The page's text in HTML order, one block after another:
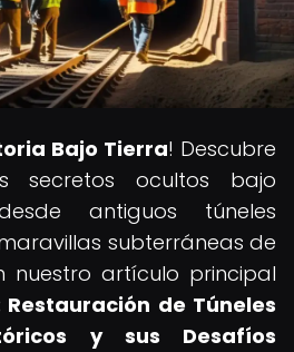
Bajo Tierra! Descubre
secretos ocultos bajo
antiguos túneles
subterráneas de
nuestro artículo principal
Restauración de Túneles
y sus Desafíos